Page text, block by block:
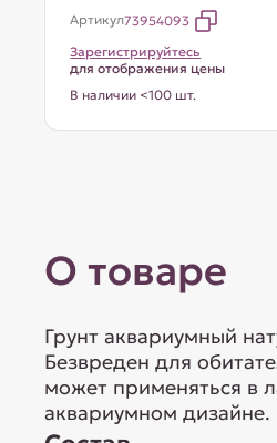
Артикул73954093
Зарегистрируйтесь
для отображения цены
В наличии <100 шт.
О товаре
Грунт аквариумный
Безвреден для
может применяться в
аквариумном дизайне.